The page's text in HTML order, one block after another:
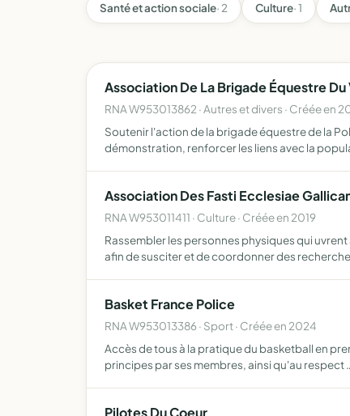
Santé et action sociale· 2 Culture· 1
Association De La Brigade Équestre Du
RNA W953013862 · Autres et divers · Créée en
Soutenir l'action de la brigade équestre de la
démonstration, renforcer les liens avec la
Association Des Fasti Ecclesiae
RNA W953011411 · Culture · Créée en 2019
Rassembler les personnes physiques qui
afin de susciter et de coordonner des
Basket France Police
RNA W953013386 · Sport · Créée en 2024
Accès de tous à la pratique du basketball en
principes par ses membres, ainsi qu'au respect
Pilotes Du Coeur